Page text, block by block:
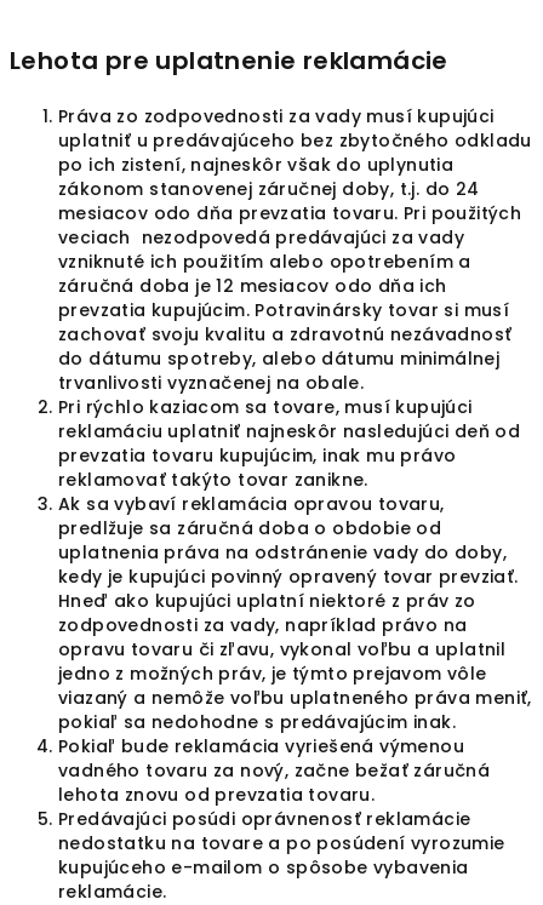
Lehota pre uplatnenie reklamácie
Práva zo zodpovednosti za vady musí kupujúci
uplatniť u predávajúceho bez zbytočného odkladu
po ich zistení, najneskôr však do uplynutia
zákonom stanovenej záručnej doby, t.j. do 24
mesiacov odo dňa prevzatia tovaru. Pri použitých
veciach nezodpovedá predávajúci za vady
vzniknuté ich použitím alebo opotrebením a
záručná doba je 12 mesiacov odo dňa ich
prevzatia kupujúcim. Potravinársky tovar si musí
zachovať svoju kvalitu a zdravotnú nezávadnosť
do dátumu spotreby, alebo dátumu minimálnej
trvanlivosti vyznačenej na obale.
Pri rýchlo kaziacom sa tovare, musí kupujúci
reklamáciu uplatniť najneskôr nasledujúci deň od
prevzatia tovaru kupujúcim, inak mu právo
reklamovať takýto tovar zanikne.
Ak sa vybaví reklamácia opravou tovaru,
predlžuje sa záručná doba o obdobie od
uplatnenia práva na odstránenie vady do doby,
kedy je kupujúci povinný opravený tovar prevziať.
Hneď ako kupujúci uplatní niektoré z práv zo
zodpovednosti za vady, napríklad právo na
opravu tovaru či zľavu, vykonal voľbu a uplatnil
jedno z možných práv, je týmto prejavom vôle
viazaný a nemôže voľbu uplatneného práva meniť,
pokiaľ sa nedohodne s predávajúcim inak.
Pokiaľ bude reklamácia vyriešená výmenou
vadného tovaru za nový, začne bežať záručná
lehota znovu od prevzatia tovaru.
Predávajúci posúdi oprávnenosť reklamácie
nedostatku na tovare a po posúdení vyrozumie
kupujúceho e-mailom o spôsobe vybavenia
reklamácie.